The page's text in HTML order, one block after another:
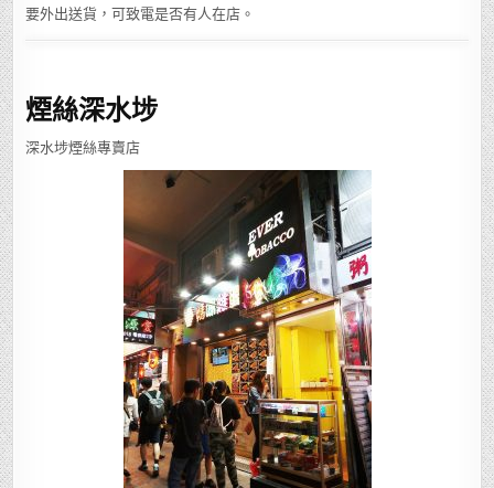
要外出送貨，可致電是否有人在店。
煙絲深水埗
深水埗煙絲專賣店